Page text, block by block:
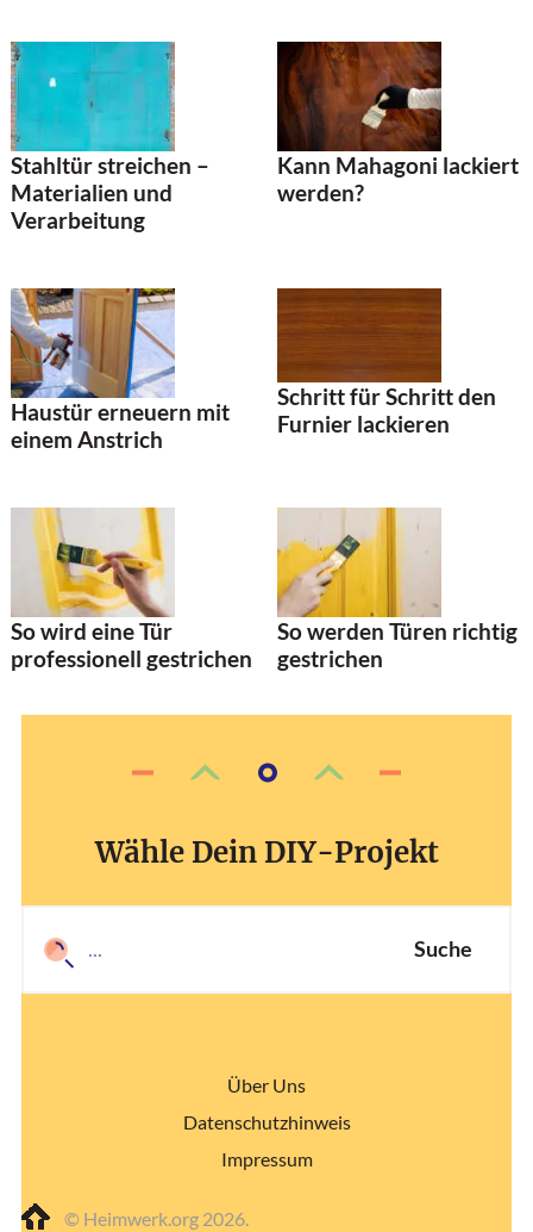
Stahltür streichen –
Materialien und
Verarbeitung
Kann Mahagoni lackiert
werden?
Haustür erneuern mit
einem Anstrich
Schritt für Schritt den
Furnier lackieren
So wird eine Tür
professionell gestrichen
So werden Türen richtig
gestrichen
Wähle Dein DIY-Projekt
Suche
© Heimwerk.org 2026.
Über Uns
Datenschutzhinweis
Impressum